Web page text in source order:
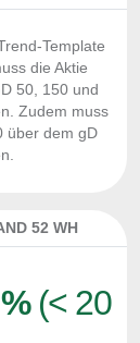
Template
die Aktie
50, 150 und
Zudem muss
über dem gD
52 WH
% (< 20